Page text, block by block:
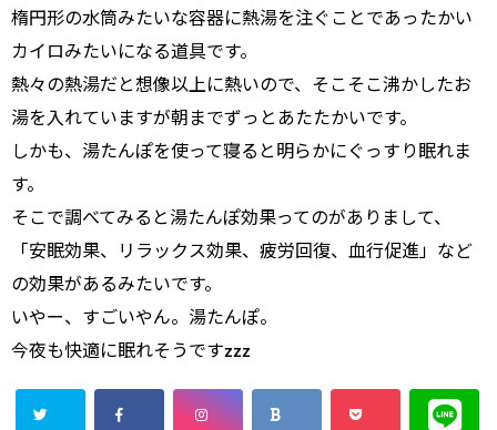
楕円形の水筒みたいな容器に熱湯を注ぐことであったかい
カイロみたいになる道具です。
熱々の熱湯だと想像以上に熱いので、そこそこ沸かしたお
湯を入れていますが朝までずっとあたたかいです。
しかも、湯たんぽを使って寝ると明らかにぐっすり眠れま
す。
そこで調べてみると湯たんぽ効果ってのがありまして、
「安眠効果、リラックス効果、疲労回復、血行促進」など
の効果があるみたいです。
いやー、すごいやん。湯たんぽ。
今夜も快適に眠れそうですzzz